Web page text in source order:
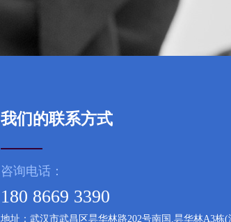
我们的联系方式
咨询电话：
180 8669 3390
地址：武汉市武昌区昙华林路202号南国.昙华林A3栋